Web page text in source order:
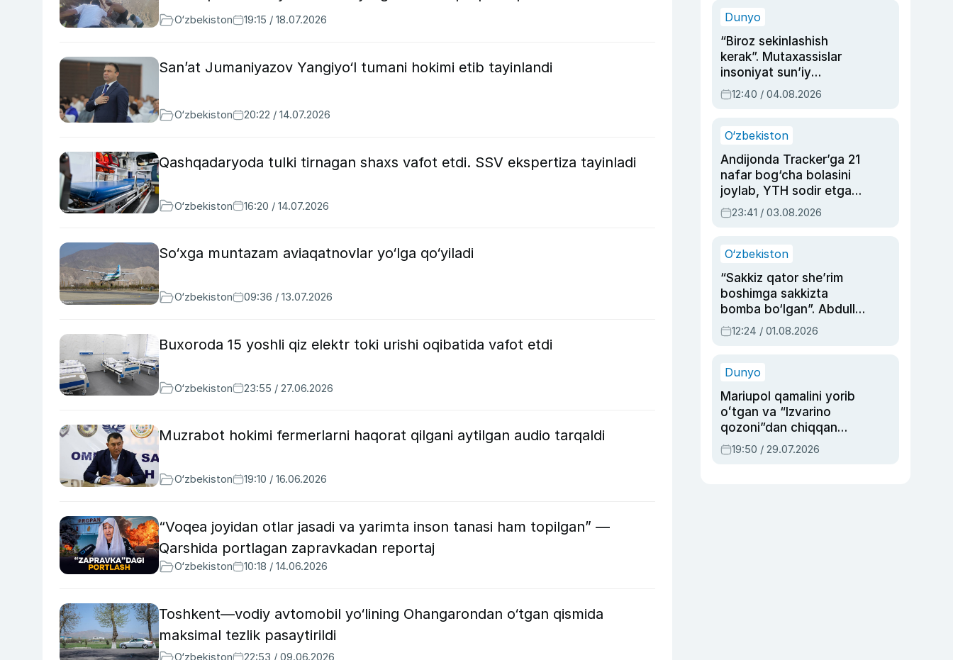
O‘zbekiston 19:15 / 18.07.2026
San’at Jumaniyazov Yangiyo‘l tumani hokimi etib tayinlandi
O‘zbekiston 20:22 / 14.07.2026
Qashqadaryoda tulki tirnagan shaxs vafot etdi. SSV ekspertiza tayinladi
O‘zbekiston 16:20 / 14.07.2026
So‘xga muntazam aviaqatnovlar yo‘lga qo‘yiladi
O‘zbekiston 09:36 / 13.07.2026
Buxoroda 15 yoshli qiz elektr toki urishi oqibatida vafot etdi
O‘zbekiston 23:55 / 27.06.2026
Muzrabot hokimi fermerlarni haqorat qilgani aytilgan audio tarqaldi
O‘zbekiston 19:10 / 16.06.2026
“Voqea joyidan otlar jasadi va yarimta inson tanasi ham topilgan” —
Qarshida portlagan zapravkadan reportaj
O‘zbekiston 10:18 / 14.06.2026
Toshkent—vodiy avtomobil yo‘lining Ohangarondan o‘tgan qismida
maksimal tezlik pasaytirildi
O‘zbekiston 22:53 / 09.06.2026
Dunyo
“Biroz sekinlashish
kerak”. Mutaxassislar
insoniyat sun’iy
intellektni boshqara
olmay qolishidan xavotir
12:40 / 04.08.2026
O‘zbekiston
Andijonda Tracker’ga 21
nafar bog‘cha bolasini
joylab, YTH sodir etgan
ayolga sud hukmi o‘qildi
23:41 / 03.08.2026
O‘zbekiston
“Sakkiz qator she’rim
boshimga sakkizta
bomba bo‘lgan”. Abdulla
Oripovni siyosiy
ayblovlardan asrab
12:24 / 01.08.2026
Dunyo
Mariupol qamalini yorib
oʻtgan va “Izvarino
qozoni”dan chiqqan
qahramon — Ukraina
armiyasi bosh
19:50 / 29.07.2026